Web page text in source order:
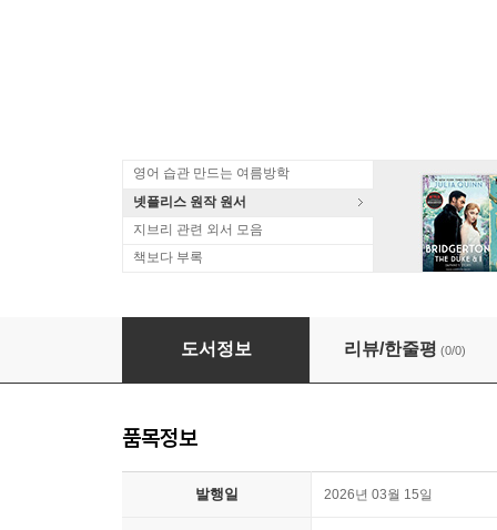
영어 습관 만드는 여름방학
넷플리스 원작 원서
지브리 관련 외서 모음
책보다 부록
[B형] ELLE 世界時裝之苑 엘르 중국 2026년
도서정보 리뷰/한줄평 (0/0)
품목정보
발행일 2026년 03월 15일